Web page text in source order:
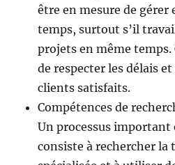
être en mesure de gérer
temps, surtout s’il
projets en même temps.
de respecter les délais
clients satisfaits.
Compétences de
Un processus
consiste à rechercher la